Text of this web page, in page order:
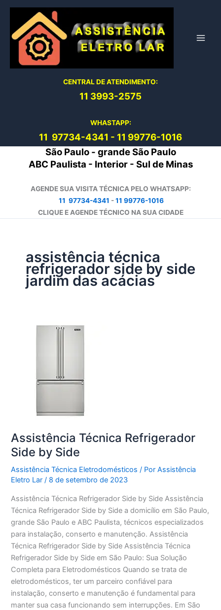
conteúdo
CENTRAL DE ATENDIMENTO:
11 3993-2575
WHASTAPP:
11 97734-4341 - 11 99776-1016
São Paulo - grande São Paulo
ABC Paulista - Interior - Sul de Minas
AGENDE SUA VISITA TÉCNICA PELO WHATSAPP:
11 97734-4341 -11 99776-1016
CLIQUE E AGENDE TÉCNICO NA SUA CIDADE
assistência técnica
refrigerador side by side
jardim das acácias
Assistência Técnica Refrigerador
Side by Side
Assistência Técnica Eletrodomésticos / PorAssistência
Eletro Lar/ 8 de setembro de 2023
Assistência Técnica Refrigerador Side by Side Assistência
Técnica Refrigerador Side by Side a domicílio em São Paulo,
grande São Paulo e ABC Paulista, técnicos especializados
para instalação, conserto e manutenção. Assistência
Técnica Refrigerador Side by Side Assistência Técnica
Refrigerador Side by Side em São Paulo: Sua Solução
Completa para Eletrodomésticos Quando se trata de
eletrodomésticos, ter um parceiro confiável para
instalação, conserto e manutenção é fundamental para
manter sua casa funcionando sem interrupções. Em São